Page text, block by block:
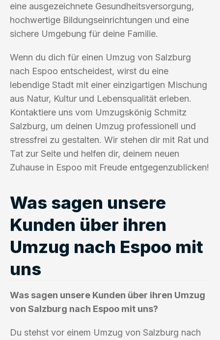
eine ausgezeichnete Gesundheitsversorgung,
hochwertige Bildungseinrichtungen und eine
sichere Umgebung für deine Familie.
Wenn du dich für einen Umzug von Salzburg
nach Espoo entscheidest, wirst du eine
lebendige Stadt mit einer einzigartigen Mischung
aus Natur, Kultur und Lebensqualität erleben.
Kontaktiere uns vom Umzugskönig Schmitz
Salzburg, um deinen Umzug professionell und
stressfrei zu gestalten. Wir stehen dir mit Rat und
Tat zur Seite und helfen dir, deinem neuen
Zuhause in Espoo mit Freude entgegenzublicken!
Was sagen unsere
Kunden über ihren
Umzug nach Espoo mit
uns
Was sagen unsere Kunden über ihren Umzug
von Salzburg nach Espoo mit uns?
Du stehst vor einem Umzug von Salzburg nach